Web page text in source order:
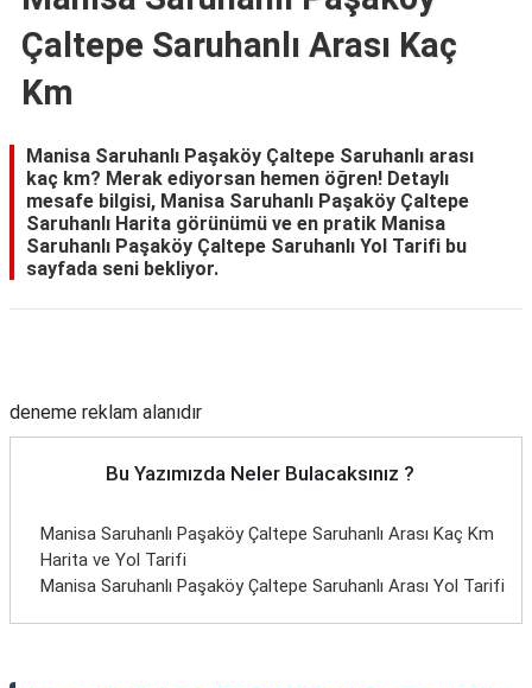
Çaltepe Saruhanlı Arası Kaç
Km
Manisa Saruhanlı Paşaköy Çaltepe Saruhanlı arası
kaç km? Merak ediyorsan hemen öğren! Detaylı
mesafe bilgisi, Manisa Saruhanlı Paşaköy Çaltepe
Saruhanlı Harita görünümü ve en pratik Manisa
Saruhanlı Paşaköy Çaltepe Saruhanlı Yol Tarifi bu
sayfada seni bekliyor.
deneme reklam alanıdır
Bu Yazımızda Neler Bulacaksınız ?
Manisa Saruhanlı Paşaköy Çaltepe Saruhanlı Arası Kaç Km
Harita ve Yol Tarifi
Manisa Saruhanlı Paşaköy Çaltepe Saruhanlı Arası Yol Tarifi